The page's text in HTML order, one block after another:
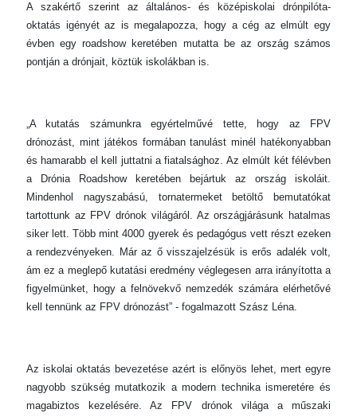
A szakértő szerint az általános- és középiskolai drónpilóta-
oktatás igényét az is megalapozza, hogy a cég az elmúlt egy
évben egy roadshow keretében mutatta be az ország számos
pontján a drónjait, köztük iskolákban is.
„A kutatás számunkra egyértelművé tette, hogy az FPV
drónozást, mint játékos formában tanulást minél hatékonyabban
és hamarabb el kell juttatni a fiatalsághoz. Az elmúlt két félévben
a Drónia Roadshow keretében bejártuk az ország iskoláit.
Mindenhol nagyszabású, tornatermeket betöltő bemutatókat
tartottunk az FPV drónok világáról. Az országjárásunk hatalmas
siker lett. Több mint 4000 gyerek és pedagógus vett részt ezeken
a rendezvényeken. Már az ő visszajelzésük is erős adalék volt,
ám ez a meglepő kutatási eredmény véglegesen arra irányította a
figyelmünket, hogy a felnövekvő nemzedék számára elérhetővé
kell tennünk az FPV drónozást” - fogalmazott Szász Léna.
Az iskolai oktatás bevezetése azért is előnyös lehet, mert egyre
nagyobb szükség mutatkozik a modern technika ismeretére és
magabiztos kezelésére. Az FPV drónok világa a műszaki